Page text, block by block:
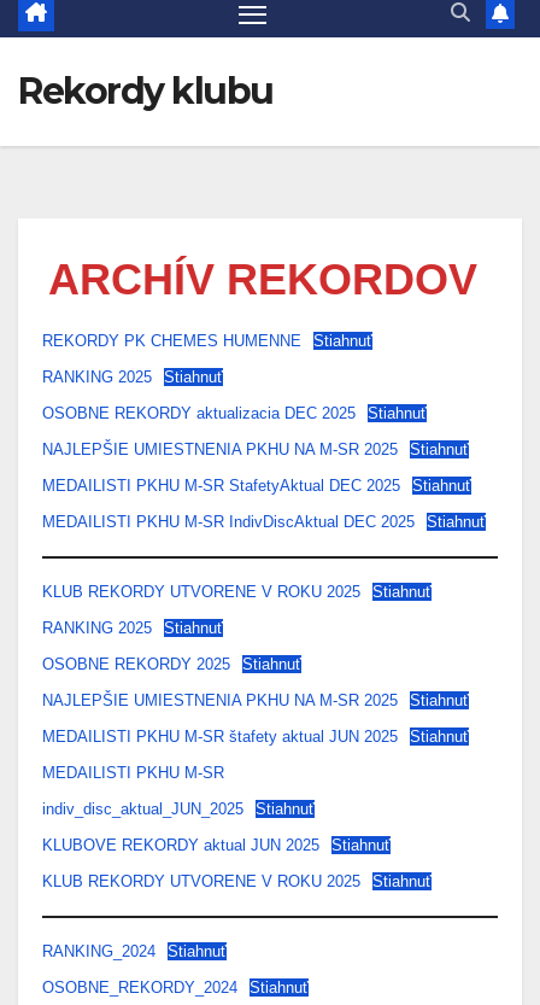
Rekordy klubu
ARCHÍV REKORDOV
REKORDY PK CHEMES HUMENNE
Stiahnuť
RANKING 2025
Stiahnuť
OSOBNE REKORDY aktualizacia DEC 2025
Stiahnuť
NAJLEPŠIE UMIESTNENIA PKHU NA M-SR 2025
Stiahnuť
MEDAILISTI PKHU M-SR StafetyAktual DEC 2025
Stiahnuť
MEDAILISTI PKHU M-SR IndivDiscAktual DEC 2025
Stiahnuť
KLUB REKORDY UTVORENE V ROKU 2025
Stiahnuť
RANKING 2025
Stiahnuť
OSOBNE REKORDY 2025
Stiahnuť
NAJLEPŠIE UMIESTNENIA PKHU NA M-SR 2025
Stiahnuť
MEDAILISTI PKHU M-SR štafety aktual JUN 2025
Stiahnuť
MEDAILISTI PKHU M-SR
indiv_disc_aktual_JUN_2025
Stiahnuť
KLUBOVE REKORDY aktual JUN 2025
Stiahnuť
KLUB REKORDY UTVORENE V ROKU 2025
Stiahnuť
RANKING_2024
Stiahnuť
OSOBNE_REKORDY_2024
Stiahnuť